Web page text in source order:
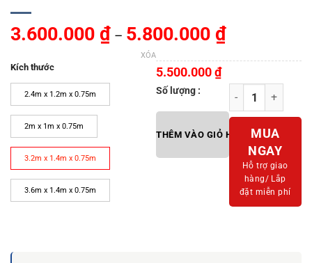
3.600.000 ₫ – 5.800.000 ₫
Kích thước
2.4m x 1.2m x 0.75m
2m x 1m x 0.75m
3.2m x 1.4m x 0.75m
3.6m x 1.4m x 0.75m
XÓA
5.500.000₫
Số lượng : Bàn họp Athena
THÊM VÀO GIỎ HÀNG MUA
NGAY
Hỗ trợ giao
hàng/ Lắp
đặt miễn phí